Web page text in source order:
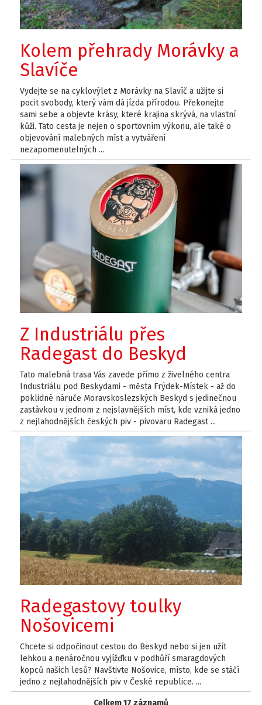
Kolem přehrady Morávky a
Slavíče
Vydejte se na cyklovýlet z Morávky na Slavíč a užijte si
pocit svobody, který vám dá jízda přírodou. Překonejte
sami sebe a objevte krásy, které krajina skrývá, na vlastní
kůži. Tato cesta je nejen o sportovním výkonu, ale také o
objevování malebných míst a vytváření
nezapomenutelných ...
Z Industriálu přes
Radegast do Beskyd
Tato malebná trasa Vás zavede přímo z živelného centra
Industriálu pod Beskydami - města Frýdek-Místek - až do
poklidné náruče Moravskoslezských Beskyd s jedinečnou
zastávkou v jednom z nejslavnějších míst, kde vzniká jedno
z nejlahodnějších českých piv - pivovaru Radegast ...
Radegastovy toulky
Nošovicemi
Chcete si odpočinout cestou do Beskyd nebo si jen užít
lehkou a nenáročnou vyjížďku v podhůří smaragdových
kopců našich lesů? Navštivte Nošovice, místo, kde se stáčí
jedno z nejlahodnějších piv v České republice. ...